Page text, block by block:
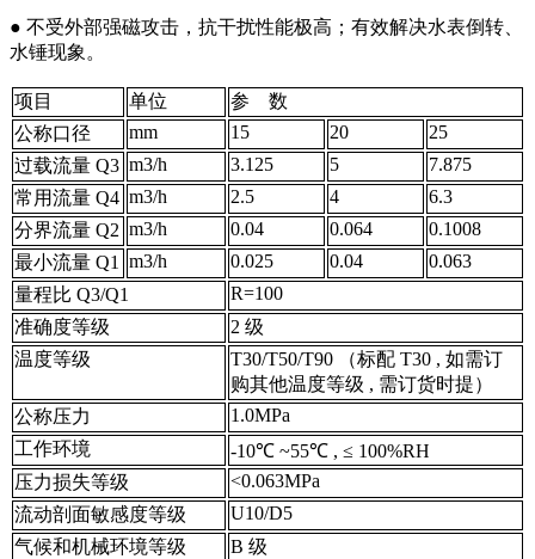
● 不受外部强磁攻击，抗干扰性能极高；有效解决水表倒转、
水锤现象。
项目 单位
参 数
公称口径
mm 15 20
25
过载流量 Q3 m3/h 3.125 5
7.875
常用流量 Q4 m3/h 2.5 4
6.3
分界流量 Q2 m3/h 0.04 0.064
0.1008
最小流量 Q1
m3/h 0.025 0.04
0.063
量程比 Q3/Q1
R=100
准确度等级
2 级
温度等级
T30/T50/T90 （标配 T30 , 如需订
购其他温度等级 , 需订货时提）
公称压力
1.0MPa
工作环境
-10℃ ~55℃ , ≤ 100%RH
压力损失等级
<0.063MPa
流动剖面敏感度等级
U10/D5
气候和机械环境等级
B 级